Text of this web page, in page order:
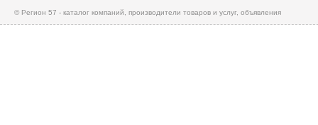
© Регион 57 - каталог компаний, производители товаров и услуг, объявления